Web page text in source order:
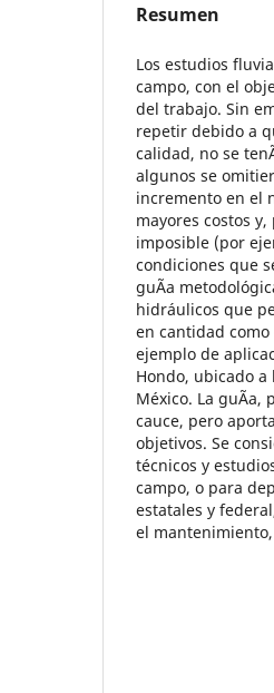
Resumen
Los estudios
campo, con el
del trabajo. Sin
repetir debido a
calidad, no se
algunos se
incremento en el
mayores costos
imposible (por
condiciones que
guÃ­a
hidráulicos que
en cantidad
ejemplo de
Hondo, ubicado
México. La guÃ­a,
cauce, pero
objetivos. Se
técnicos y
campo, o para
estatales y
el